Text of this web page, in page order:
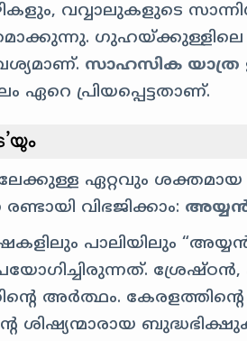
വവ്വാലുകളുടെ
സാഹസിക യാത്ര
ഏറെ പ്രിയപ്പെട്ടതാണ്.
ഏറ്റവും ശക്തമായ
വിഭജിക്കാം:
പാലിയിലും
അർത്ഥം. കേരളത്തിന്റെ
ശിഷ്യന്മാരായ